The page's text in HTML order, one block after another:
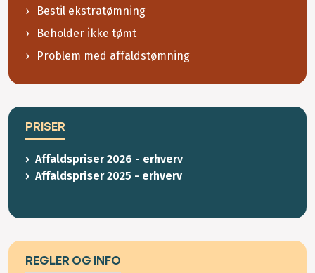
Bestil ekstratømning
Beholder ikke tømt
Problem med affaldstømning
PRISER
Affaldspriser 2026 - erhverv
Affaldspriser 2025 - erhverv
REGLER OG INFO